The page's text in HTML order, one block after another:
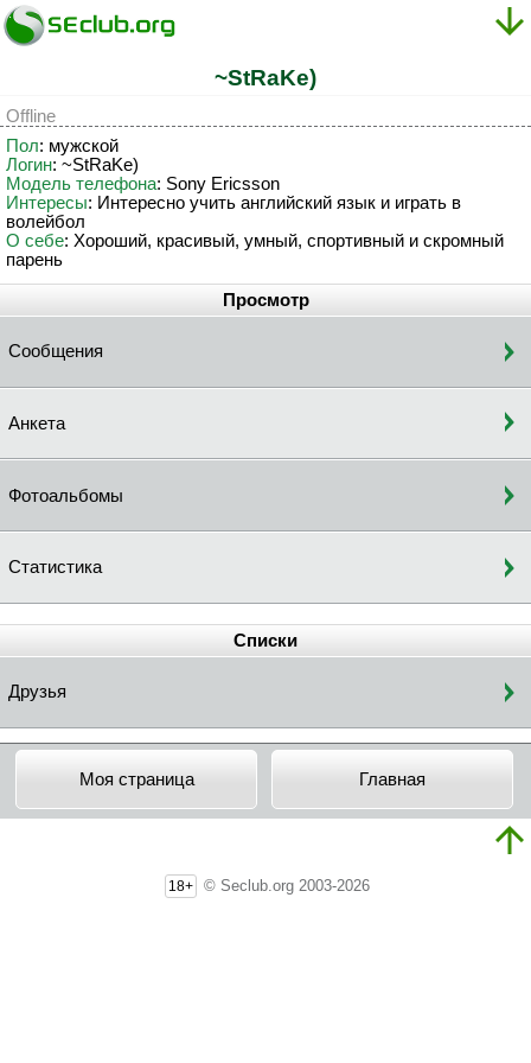
~StRaKe)
Offline
Пол: мужской
Логин: ~StRaKe)
Модель телефона: Sony Ericsson
Интересы: Интересно учить английский язык и играть в
волейбол
О себе: Хороший, красивый, умный, спортивный и скромный
парень
Просмотр
Сообщения
Анкета
Фотоальбомы
Статистика
Списки
Друзья
Моя страница Главная
18+ © Seclub.org 2003-2026